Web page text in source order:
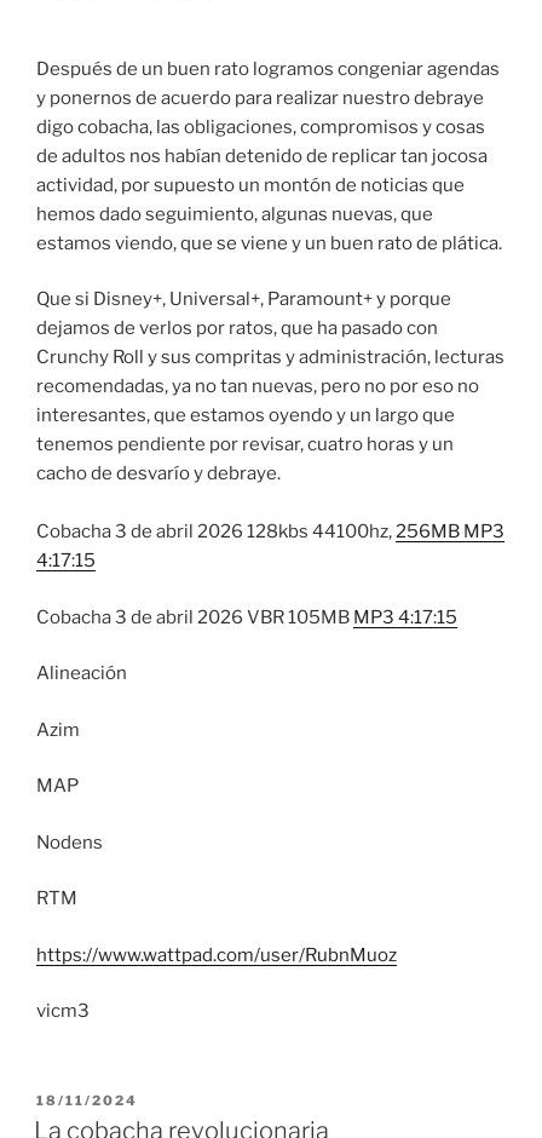
Después de un buen rato logramos congeniar agendas
y ponernos de acuerdo para realizar nuestro debraye
digo cobacha, las obligaciones, compromisos y cosas
de adultos nos habían detenido de replicar tan jocosa
actividad, por supuesto un montón de noticias que
hemos dado seguimiento, algunas nuevas, que
estamos viendo, que se viene y un buen rato de plática.
Que si Disney+, Universal+, Paramount+ y porque
dejamos de verlos por ratos, que ha pasado con
Crunchy Roll y sus compritas y administración, lecturas
recomendadas, ya no tan nuevas, pero no por eso no
interesantes, que estamos oyendo y un largo que
tenemos pendiente por revisar, cuatro horas y un
cacho de desvarío y debraye.
Cobacha 3 de abril 2026 128kbs 44100hz,256MB MP3
4:17:15
Cobacha 3 de abril 2026 VBR 105MB MP3 4:17:15
Alineación
Azim
MAP
Nodens
RTM
https://www.wattpad.com/user/RubnMuoz
vicm3
PUBLICADO
EL
18/11/2024
La cobacha revolucionaria